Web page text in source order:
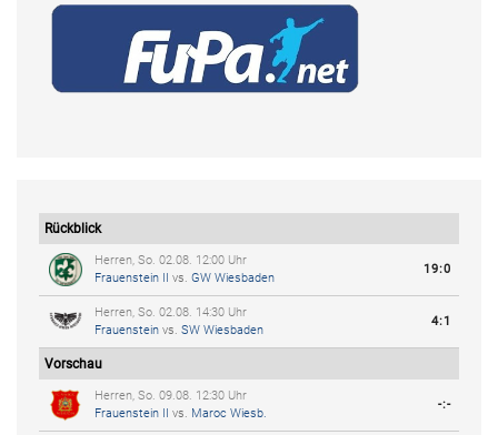
Rückblick
Herren, So. 02.08. 12:00 Uhr
Frauenstein II vs. GW Wiesbaden
19:0
Herren, So. 02.08. 14:30 Uhr
Frauenstein vs. SW Wiesbaden
4:1
Vorschau
Herren, So. 09.08. 12:30 Uhr
Frauenstein II vs. Maroc Wiesb.
-:-